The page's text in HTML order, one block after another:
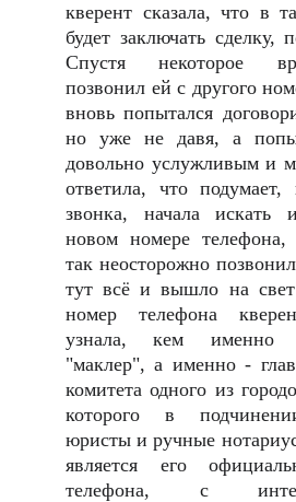
кверент сказала, что в
будет заключать сделку,
Спустя некоторое
позвонил ей с другого
вновь попытался
но уже не давя, а
довольно услужливым и
ответила, что
звонка, начала искать
новом номере телефона,
так неосторожно
тут всё и вышло на
номер телефона
узнала, кем именно
"маклер", а именно -
комитета одного из
которого в
юристы и ручные
является его
телефона, с